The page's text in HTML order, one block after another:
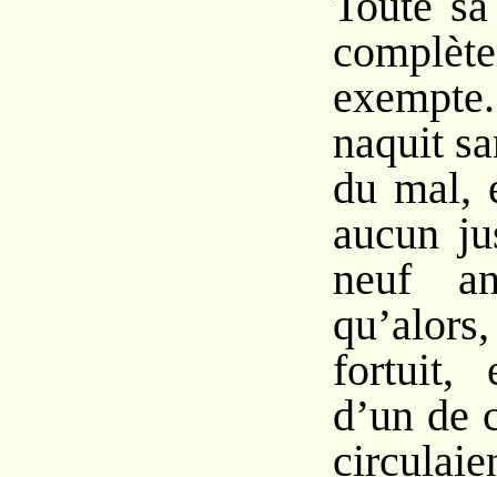
naquit
du mal,
aucun
neuf
fortuit,
d’un de